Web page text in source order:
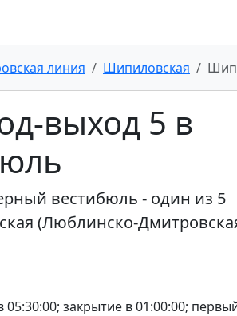
линия Шипиловская
выход 5 в
вестибюль - один из 5
(Люблинско-
05:30:00; закрытие в 01:00:00;